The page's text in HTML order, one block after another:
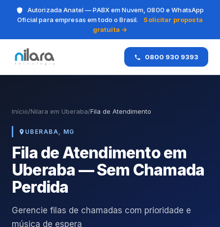
Autorizada Anatel — PABX em Nuvem, 0800 e WhatsApp
Oficial para empresas em todo o Brasil.
Solicitar proposta
gratuita →
0800 930 9393
Início/Nilara em Uberaba/Fila de Atendimento
UBERABA, MG
Fila de Atendimento em
Uberaba — Sem Chamada
Perdida
Gerencie filas de chamadas com prioridade e
música de espera